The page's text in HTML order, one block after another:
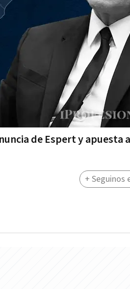
de Espert y apuesta a
+ Seguinos